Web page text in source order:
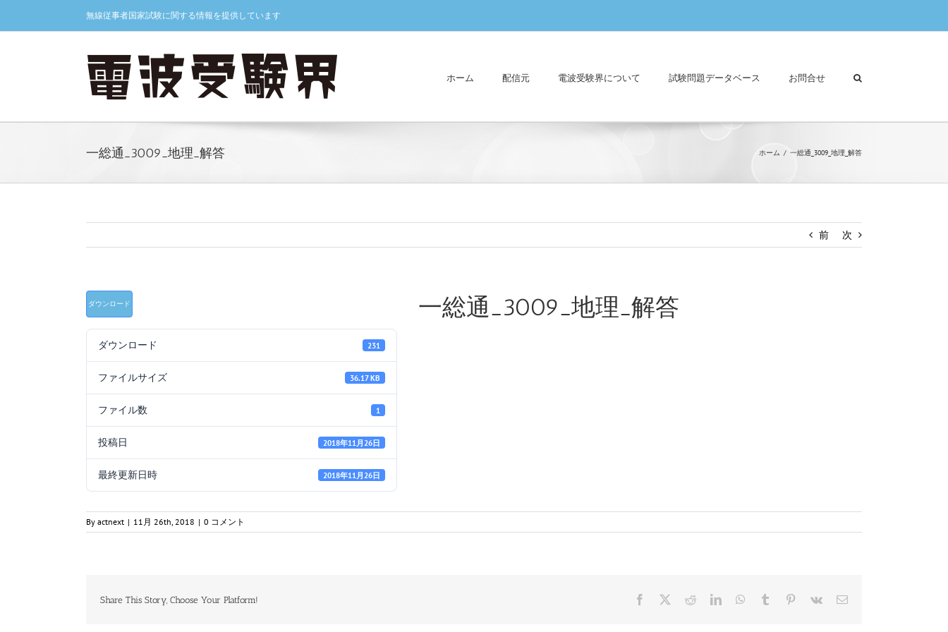
content
無線従事者国家試験に関する情報を提供しています
ホーム 配信元 電波受験界について 試験問題データベース お問合せ
一総通_3009_地理_解答 ホーム 一総通_3009_地理_解答
前 次
ダウンロード
ダウンロード 231
ファイルサイズ 36.17 KB
ファイル数 1
投稿日 2018年11月26日
最終更新日時 2018年11月26日
一総通_3009_地理_解答
By actnext | 11月 26th, 2018 | 0 コメント
Share This Story, Choose Your Platform! Facebook RedditLinkedInWhatsApp
Tumblr Pinterest
Vk
電